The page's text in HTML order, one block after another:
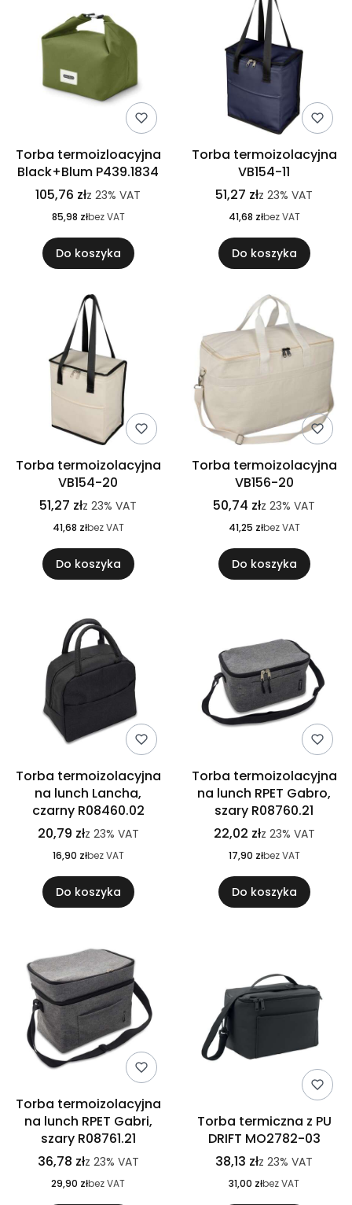
Torba termoizloacyjna
Black+Blum P439.1834
105,76 złz 23% VAT
85,98 złbez VAT
Do koszyka
Torba termoizolacyjna
VB154-11
51,27 złz 23% VAT
41,68 złbez VAT
Do koszyka
Torba termoizolacyjna
VB154-20
51,27 złz 23% VAT
41,68 złbez VAT
Do koszyka
Torba termoizolacyjna
VB156-20
50,74 złz 23% VAT
41,25 złbez VAT
Do koszyka
Torba termoizolacyjna
na lunch Lancha,
czarny R08460.02
20,79 złz 23% VAT
16,90 złbez VAT
Do koszyka
Torba termoizolacyjna
na lunch RPET Gabro,
szary R08760.21
22,02 złz 23% VAT
17,90 złbez VAT
Do koszyka
Torba termoizolacyjna
na lunch RPET Gabri,
szary R08761.21
36,78 złz 23% VAT
29,90 złbez VAT
Torba termiczna z PU
DRIFT MO2782-03
38,13 złz 23% VAT
31,00 złbez VAT